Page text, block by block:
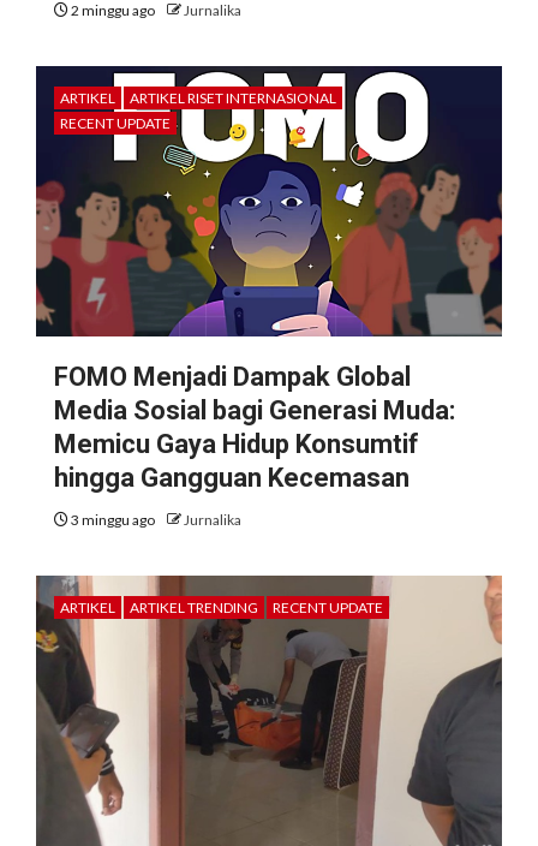
2 minggu ago Jurnalika
ARTIKEL
ARTIKEL RISET INTERNASIONAL
RECENT UPDATE
FOMO Menjadi Dampak Global
Media Sosial bagi Generasi Muda:
Memicu Gaya Hidup Konsumtif
hingga Gangguan Kecemasan
3 minggu ago Jurnalika
ARTIKEL ARTIKEL TRENDING RECENT UPDATE